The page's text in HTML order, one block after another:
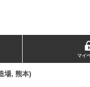
場, 熊本)